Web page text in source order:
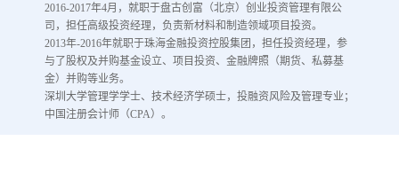
2016-2017年4月，就职于盘古创富（北京）创业投资管理有限公
司，担任高级投资经理，负责新材料和制造领域项目投资。
2013年-2016年就职于珠海金融投资控股集团，担任投资经理，参
与了股权及并购基金设立、项目投资、金融牌照（期货、私募基
金）并购等业务。
深圳大学管理学学士、技术经济学硕士，投融资风险及管理专业；
中国注册会计师（CPA）。